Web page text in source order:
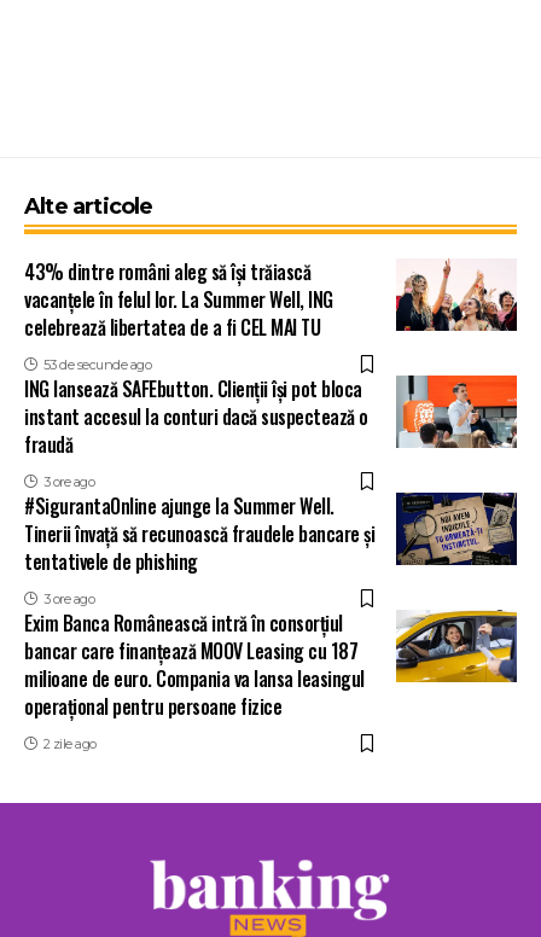
Alte articole
43% dintre români aleg să își trăiască
vacanțele în felul lor. La Summer Well, ING
celebrează libertatea de a fi CEL MAI TU
53 de secunde ago
ING lansează SAFEbutton. Clienții își pot bloca
instant accesul la conturi dacă suspectează o
fraudă
3 ore ago
#SigurantaOnline ajunge la Summer Well.
Tinerii învață să recunoască fraudele bancare și
tentativele de phishing
3 ore ago
Exim Banca Românească intră în consorțiul
bancar care finanțează MOOV Leasing cu 187
milioane de euro. Compania va lansa leasingul
operațional pentru persoane fizice
2 zile ago